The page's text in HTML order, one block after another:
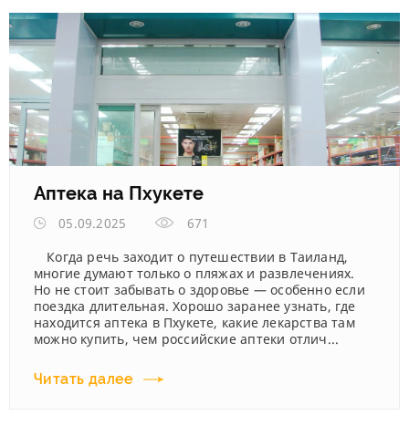
Аптека на Пхукете
05.09.2025
671
Когда речь заходит о путешествии в Таиланд,
многие думают только о пляжах и развлечениях.
Но не стоит забывать о здоровье — особенно если
поездка длительная. Хорошо заранее узнать, где
находится аптека в Пхукете, какие лекарства там
можно купить, чем российские аптеки отлич...
Читать далее